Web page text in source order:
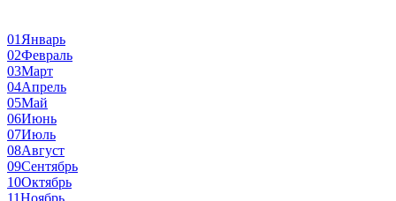
01 Январь
02Февраль
03Март
04Апрель
05Май
06Июнь
07Июль
08Август
09Сентябрь
10Октябрь
11Ноябрь